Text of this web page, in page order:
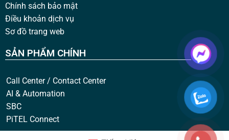
Chính sách bảo mật
Điều khoản dịch vụ
Sơ đồ trang web
SẢN PHẨM CHÍNH
Call Center / Contact Center
AI & Automation
SBC
PiTEL Connect